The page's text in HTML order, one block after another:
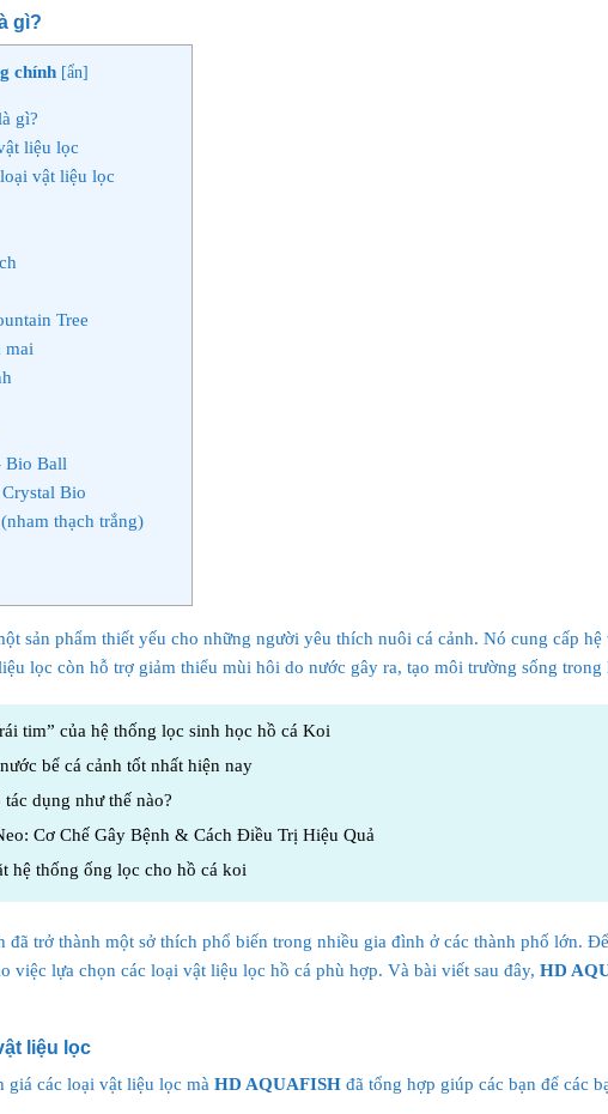
gì?
chính [ẩn]
gì?
liệu lọc
vật liệu lọc
Tree
mai
Bio Ball
Bio
thạch trắng)
sản phẩm thiết yếu cho những người yêu thích nuôi cá cảnh. Nó cung cấp
lọc còn hỗ trợ giảm thiểu mùi hôi do nước gây ra, tạo môi trường sống trong
tim” của hệ thống lọc sinh học hồ cá Koi
bể cá cảnh tốt nhất hiện nay
dụng như thế nào?
Cơ Chế Gây Bệnh & Cách Điều Trị Hiệu Quả
hệ thống ống lọc cho hồ cá koi
đã trở thành một sở thích phổ biến trong nhiều gia đình ở các thành phố lớn.
việc lựa chọn các loại vật liệu lọc hồ cá phù hợp. Và bài viết sau đây, HD
liệu lọc
giá các loại vật liệu lọc mà HD AQUAFISH đã tổng hợp giúp các bạn để các